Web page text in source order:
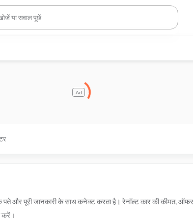
Ad
और पूरी जानकारी के साथ कनेक्ट करता है। रेनॉल्ट कार की कीमत,
करें।